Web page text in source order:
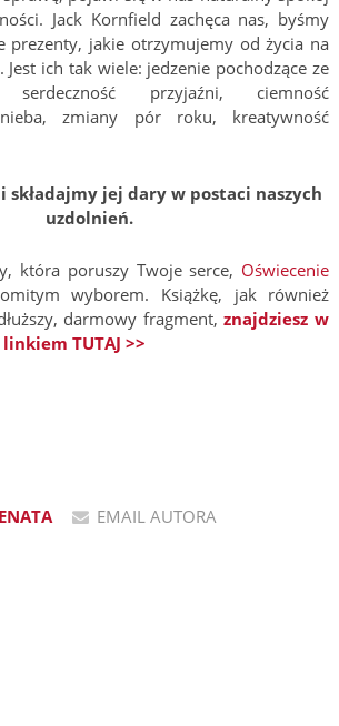
Jack Kornfield zachęca nas, byśmy
prezenty, jakie otrzymujemy od życia na
ich tak wiele: jedzenie pochodzące ze
przyjaźni, ciemność
nieba, zmiany pór roku, kreatywność
składajmy jej dary w postaci naszych
uzdolnień.
która poruszy Twoje serce, Oświecenie
wyborem. Książkę, jak również
darmowy fragment,znajdziesz w
TUTAJ >>
EMAIL AUTORA